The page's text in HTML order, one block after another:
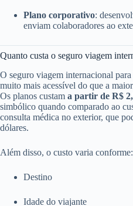
Plano corporativo:
enviam colaboradores ao
Quanto custa o seguro viagem
O seguro viagem internacional
muito mais acessível do que a
Os planos custam a partir de R$
simbólico quando comparado ao
consulta médica no exterior, que
dólares.
Além disso, o custo varia conforme:
Destino
Idade do viajante